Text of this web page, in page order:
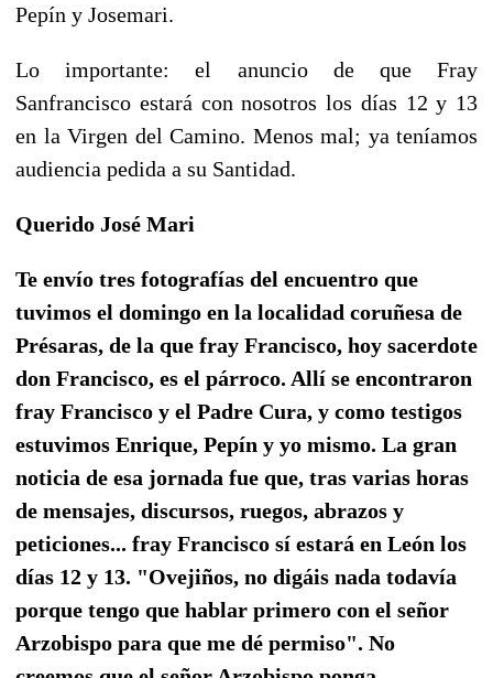
Pepín y Josemari.
Lo importante: el anuncio de que Fray
Sanfrancisco estará con nosotros los días 12 y 13
en la Virgen del Camino. Menos mal; ya teníamos
audiencia pedida a su Santidad.
Querido José Mari
Te envío tres fotografías del encuentro que
tuvimos el domingo en la localidad coruñesa de
Présaras, de la que fray Francisco, hoy sacerdote
don Francisco, es el párroco. Allí se encontraron
fray Francisco y el Padre Cura, y como testigos
estuvimos Enrique, Pepín y yo mismo. La gran
noticia de esa jornada fue que, tras varias horas
de mensajes, discursos, ruegos, abrazos y
peticiones... fray Francisco sí estará en León los
días 12 y 13. "Ovejiños, no digáis nada todavía
porque tengo que hablar primero con el señor
Arzobispo para que me dé permiso". No